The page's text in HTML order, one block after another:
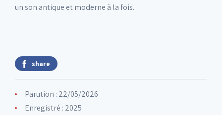
un son antique et moderne à la fois.
share
Parution : 22/05/2026
Enregistré : 2025